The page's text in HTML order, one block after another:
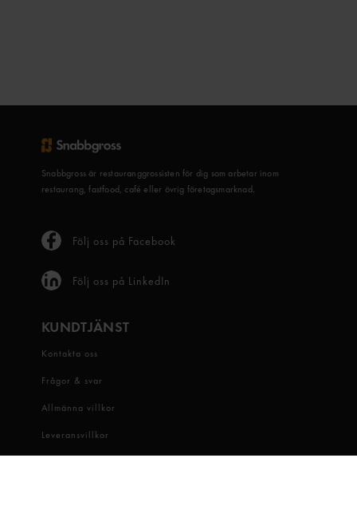
Snabbgross är restauranggrossisten för dig som arbetar inom
restaurang, fastfood, café eller övrig företagsmarknad.
Följ oss på Facebook
Följ oss på LinkedIn
KUNDTJÄNST
Kontakta oss
Frågor & svar
Allmänna villkor
Leveransvillkor